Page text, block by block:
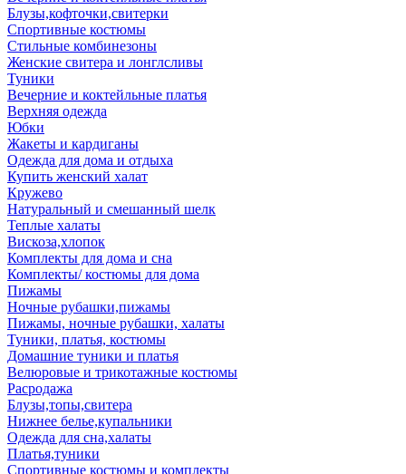
Блузы,кофточки,свитерки
Спортивные костюмы
Стильные комбинезоны
Женские свитера и лонглсливы
Туники
Вечерние и коктейльные платья
Верхняя одежда
Юбки
Жакеты и кардиганы
Одежда для дома и отдыха
Купить женский халат
Кружево
Натуральный и смешанный шелк
Теплые халаты
Вискоза,хлопок
Комплекты для дома и сна
Комплекты/ костюмы для дома
Пижамы
Ночные рубашки,пижамы
Пижамы, ночные рубашки, халаты
Туники, платья, костюмы
Домашние туники и платья
Велюровые и трикотажные костюмы
Расродажа
Блузы,топы,свитера
Нижнее белье,купальники
Одежда для сна,халаты
Платья,туники
Спортивные костюмы и комплекты